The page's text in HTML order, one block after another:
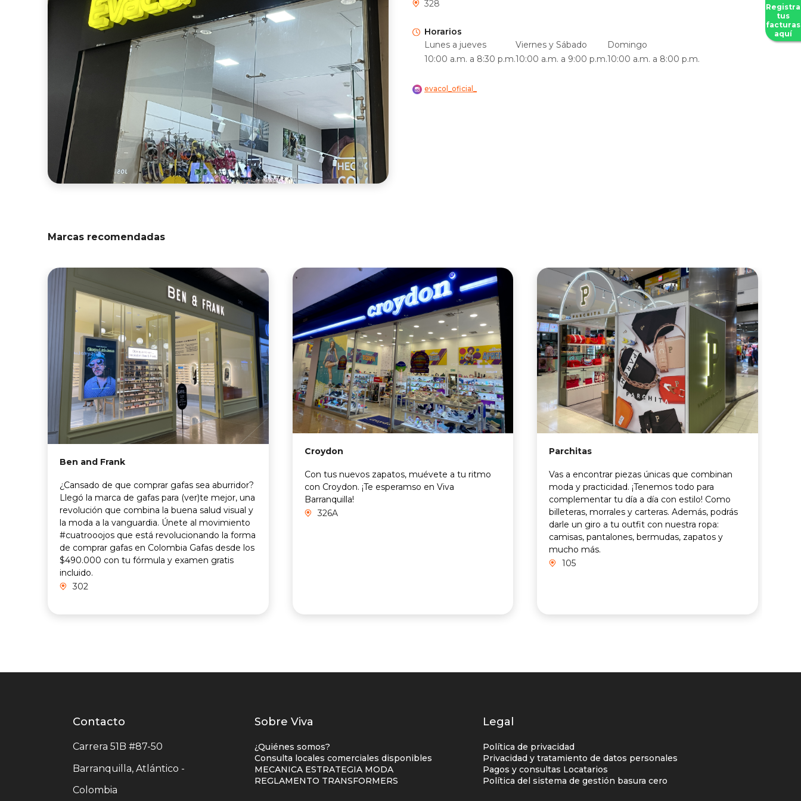
328
Horarios
Lunes a jueves
10:00 a.m. a 8:30 p.m.
Viernes y Sábado
10:00 a.m. a 9:00 p.m.
Domingo
10:00 a.m. a 8:00 p.m.
evacol_oficial_
Marcas recomendadas
Ben and Frank
¿Cansado de que comprar gafas sea aburridor?
Llegó la marca de gafas para (ver)te mejor, una
revolución que combina la buena salud visual y
la moda a la vanguardia. Únete al movimiento
#cuatrooojos que está revolucionando la forma
de comprar gafas en Colombia Gafas desde los
$490.000 con tu fórmula y examen gratis
incluido.
302
Croydon
Con tus nuevos zapatos, muévete a tu ritmo
con Croydon. ¡Te esperamso en Viva
Barranquilla!
326A
Parchitas
Vas a encontrar piezas únicas que combinan
moda y practicidad. ¡Tenemos todo para
complementar tu día a día con estilo! Como
billeteras, morrales y carteras. Además, podrás
darle un giro a tu outfit con nuestra ropa:
camisas, pantalones, bermudas, zapatos y
mucho más.
105
Contacto
centro
Contacto
Carrera 51B #87-50
Barranquilla, Atlántico -
Colombia
Listados
enlaces
centro
comercial
Sobre Viva
¿Quiénes somos?
Consulta locales comerciales disponibles
MECANICA ESTRATEGIA MODA
REGLAMENTO TRANSFORMERS
Legal
Política de privacidad
Privacidad y tratamiento de datos personales
Pagos y consultas Locatarios
Política del sistema de gestión basura cero
Registra
tus
facturas
aquí